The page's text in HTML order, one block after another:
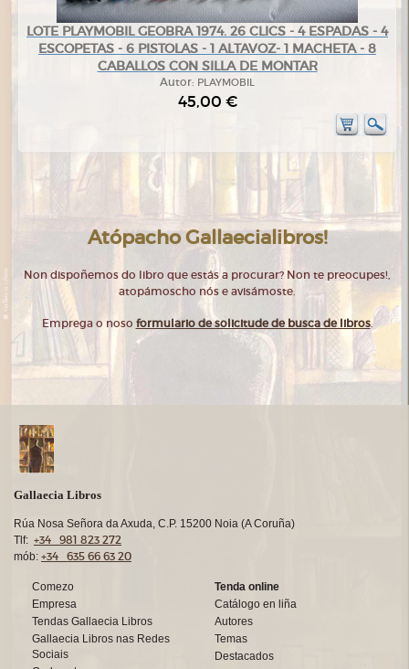
LOTE PLAYMOBIL GEOBRA 1974. 26 CLICS - 4 ESPADAS - 4
ESCOPETAS - 6 PISTOLAS - 1 ALTAVOZ- 1 MACHETA - 8
CABALLOS CON SILLA DE MONTAR
Autor: PLAYMOBIL
45,00 €
Atópacho Gallaecialibros!
Non dispoñemos do libro que estás a procurar? Non te preocupes!,
atopámoscho nós e avisámoste.
Emprega o noso formulario de solicitude de busca de libros.
Gallaecia Libros
Rúa Nosa Señora da Axuda, C.P. 15200 Noia (A Coruña)
Tlf: +34 981 823 272
mób: +34 635 66 63 20
Comezo
Empresa
Tendas Gallaecia Libros
Gallaecia Libros nas Redes
Sociais
Tenda online
Catálogo en liña
Autores
Temas
Destacados